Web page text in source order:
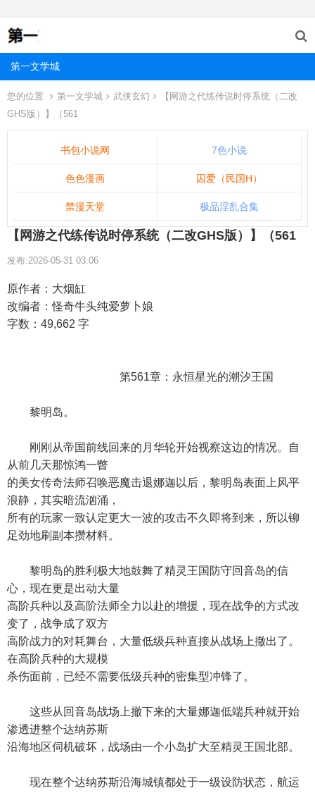
第一文学城
您的位置 第一文学城 武侠玄幻
【网游之代练传说时停系统（二改
GHS版）】（561
书包小说网 7色小说
色色漫画 囚爱（民国H）
禁漫天堂 极品淫乱合集
【网游之代练传说时停系统（二改GHS版）】（561
发布:2026-05-31 03:06
原作者：大烟缸
改编者：怪奇牛头纯爱萝卜娘
字数：49,662 字
第561章：永恒星光的潮汐王国
黎明岛。
刚刚从帝国前线回来的月华轮开始视察这边的情况。自
从前几天那惊鸿一瞥
的美女传奇法师召唤恶魔击退娜迦以后，黎明岛表面上风平
浪静，其实暗流汹涌，
所有的玩家一致认定更大一波的攻击不久即将到来，所以铆
足劲地刷副本攒材料。
黎明岛的胜利极大地鼓舞了精灵王国防守回音岛的信
心，现在更是出动大量
高阶兵种以及高阶法师全力以赴的增援，现在战争的方式改
变了，战争成了双方
高阶战力的对耗舞台，大量低级兵种直接从战场上撤出了。
在高阶兵种的大规模
杀伤面前，已经不需要低级兵种的密集型冲锋了。
这些从回音岛战场上撤下来的大量娜迦低端兵种就开始
渗透进整个达纳苏斯
沿海地区伺机破坏，战场由一个小岛扩大至精灵王国北部。
现在整个达纳苏斯沿海城镇都处于一级设防状态，航运